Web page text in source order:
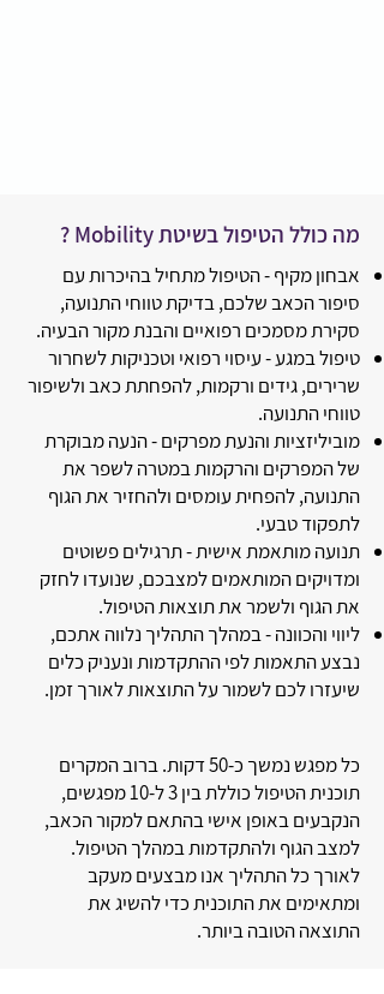
מה כולל הטיפול בשיטת Mobility ?
אבחון מקיף - הטיפול מתחיל בהיכרות עם
סיפור הכאב שלכם, בדיקת טווחי התנועה,
סקירת מסמכים רפואיים והבנת מקור הבעיה.
טיפול במגע - עיסוי רפואי וטכניקות לשחרור
שרירים, גידים ורקמות, להפחתת כאב ולשיפור
טווחי התנועה.
מוביליזציות והנעת מפרקים - הנעה מבוקרת
של המפרקים והרקמות במטרה לשפר את
התנועה, להפחית עומסים ולהחזיר את הגוף
לתפקוד טבעי.
תנועה מותאמת אישית - תרגילים פשוטים
ומדויקים המותאמים למצבכם, שנועדו לחזק
את הגוף ולשמר את תוצאות הטיפול.
ליווי והכוונה - במהלך התהליך נלווה אתכם,
נבצע התאמות לפי ההתקדמות ונעניק כלים
שיעזרו לכם לשמור על התוצאות לאורך זמן.
כל מפגש נמשך כ-50 דקות. ברוב המקרים
תוכנית הטיפול כוללת בין 3 ל-10 מפגשים,
הנקבעים באופן אישי בהתאם למקור הכאב,
למצב הגוף ולהתקדמות במהלך הטיפול.
לאורך כל התהליך אנו מבצעים מעקב
ומתאימים את התוכנית כדי להשיג את
התוצאה הטובה ביותר.